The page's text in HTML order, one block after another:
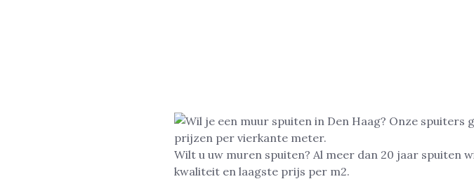
Wilt u uw muren spuiten? Al meer dan 20 jaar spuiten
kwaliteit en laagste prijs per m2.